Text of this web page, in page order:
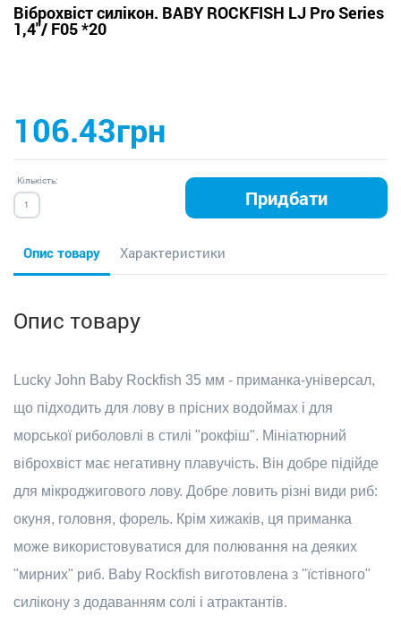
Віброхвіст силікон. BABY ROCKFISH LJ Pro Series
1,4"/ F05 *20
106.43грн
Кількість:
Придбати
Опис товару Характеристики
Опис товару
Lucky John Baby Rockfish 35 мм - приманка-універсал,
що підходить для лову в прісних водоймах і для
морської риболовлі в стилі "рокфіш". Мініатюрний
віброхвіст має негативну плавучість. Він добре підійде
для мікроджигового лову. Добре ловить різні види риб:
окуня, головня, форель. Крім хижаків, ця приманка
може використовуватися для полювання на деяких
"мирних" риб. Baby Rockfish виготовлена з "їстівного"
силікону з додаванням солі і атрактантів.